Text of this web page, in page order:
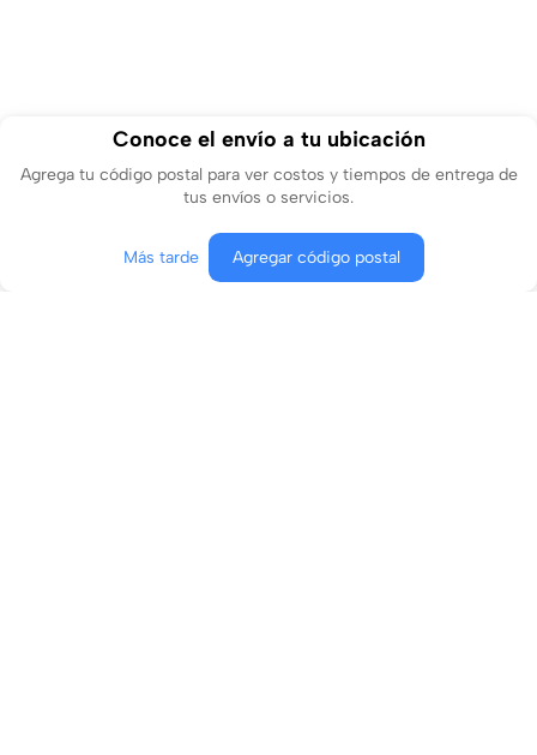
Conoce el envío a tu ubicación
Agrega tu código postal para ver costos y tiempos de entrega de
tus envíos o servicios.
Más tarde Agregar código postal
Agregar al carrito Comprar ahora